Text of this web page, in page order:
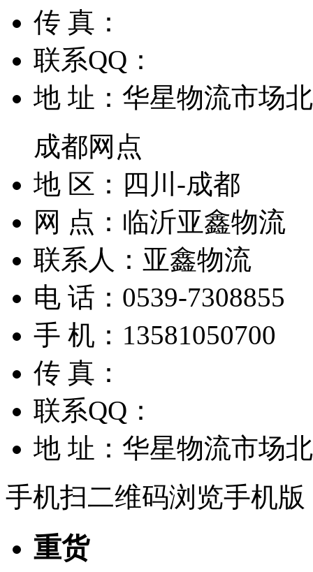
传 真：
联系QQ：
地 址： 华星物流市场
成都网点
地 区： 四川-成都
网 点： 临沂亚鑫物流
联系人： 亚鑫物流
电 话： 0539-7308855
手 机： 13581050700
传 真：
联系QQ：
地 址： 华星物流市场
手机扫二维码浏览手机版
重货